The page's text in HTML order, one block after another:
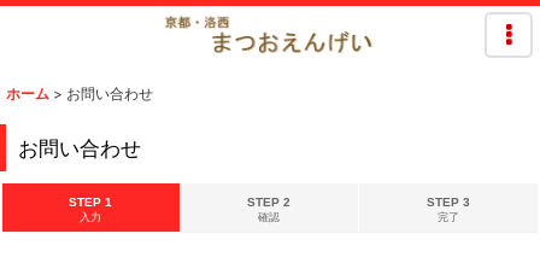
ホーム > お問い合わせ
お問い合わせ
STEP 1
入力
STEP 2
確認
STEP 3
完了